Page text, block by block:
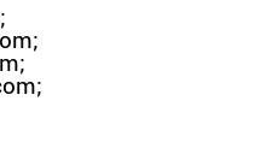
;
;
;
;